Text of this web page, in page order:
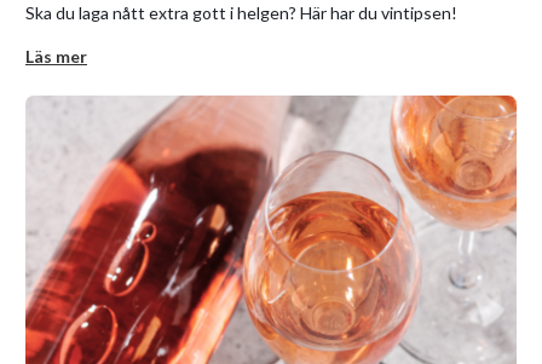
Ska du laga nått extra gott i helgen? Här har du vintipsen!
Läs mer